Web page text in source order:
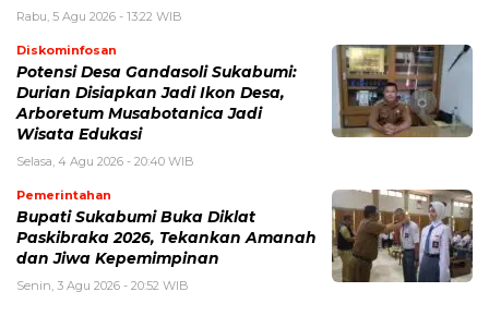
Rabu, 5 Agu 2026 - 13:22 WIB
Diskominfosan
Potensi Desa Gandasoli Sukabumi:
Durian Disiapkan Jadi Ikon Desa,
Arboretum Musabotanica Jadi
Wisata Edukasi
Selasa, 4 Agu 2026 - 20:40 WIB
Pemerintahan
Bupati Sukabumi Buka Diklat
Paskibraka 2026, Tekankan Amanah
dan Jiwa Kepemimpinan
Senin, 3 Agu 2026 - 20:52 WIB